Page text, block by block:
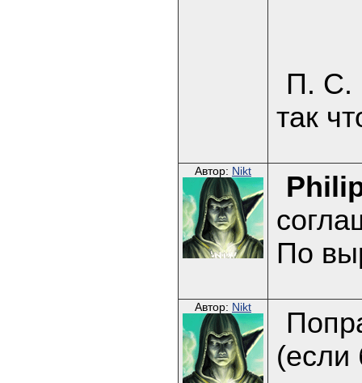
П. С.
так
Автор: Nikt
По
Автор: Nikt
(если